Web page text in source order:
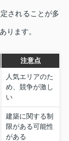
されることが多
ります。
注意点
人気エリアのた
め、競争が激し
い
建築に関する制
限がある可能性
がある